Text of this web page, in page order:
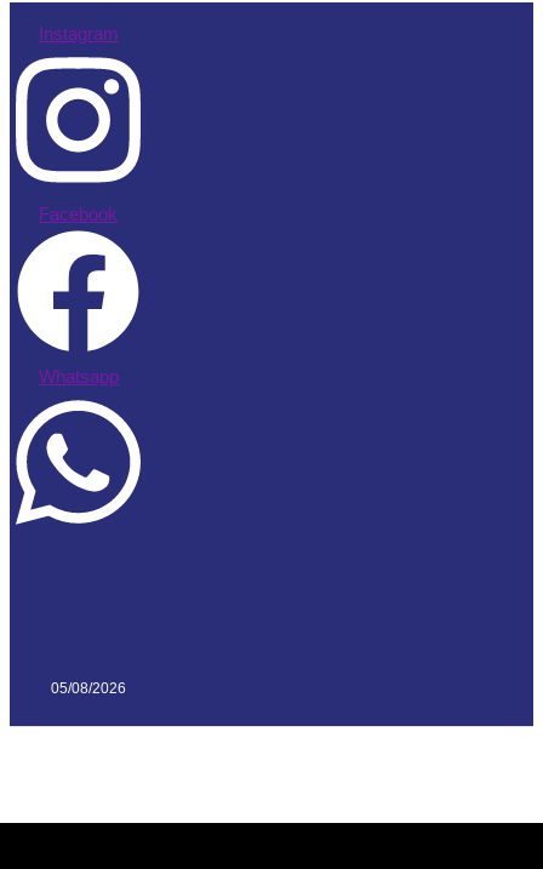
Instagram
Facebook
Whatsapp
05/08/2026